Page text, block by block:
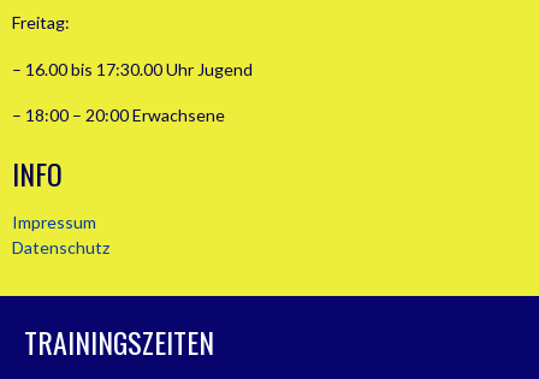
Freitag:
– 16.00 bis 17:30.00 Uhr Jugend
– 18:00 – 20:00 Erwachsene
INFO
Impressum
Datenschutz
TRAININGSZEITEN